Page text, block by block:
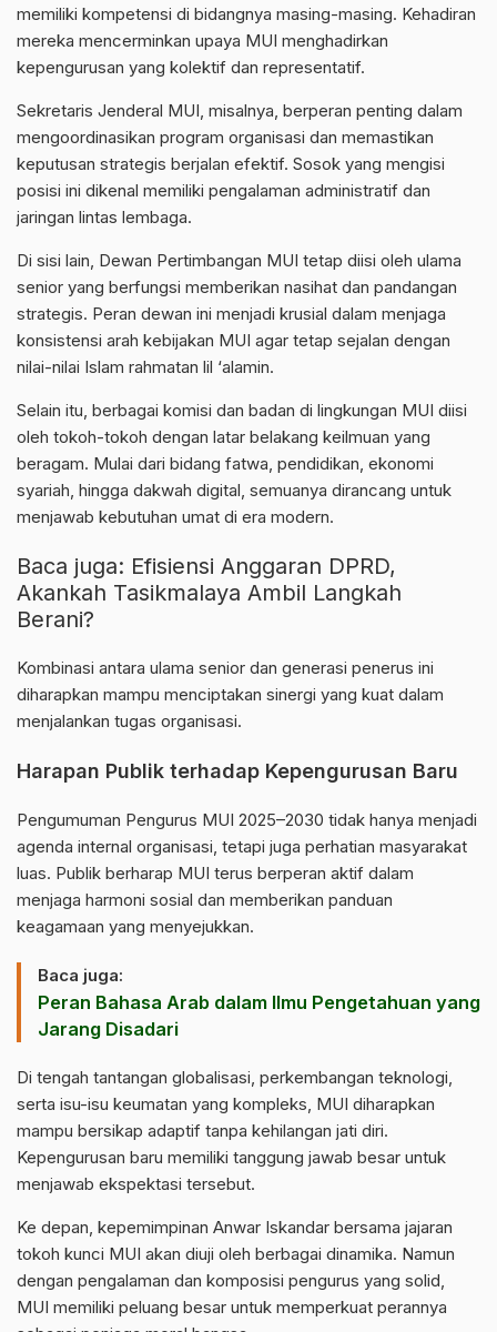
memiliki kompetensi di bidangnya masing-masing. Kehadiran
mereka mencerminkan upaya MUI menghadirkan
kepengurusan yang kolektif dan representatif.
Sekretaris Jenderal MUI, misalnya, berperan penting dalam
mengoordinasikan program organisasi dan memastikan
keputusan strategis berjalan efektif. Sosok yang mengisi
posisi ini dikenal memiliki pengalaman administratif dan
jaringan lintas lembaga.
Di sisi lain, Dewan Pertimbangan MUI tetap diisi oleh ulama
senior yang berfungsi memberikan nasihat dan pandangan
strategis. Peran dewan ini menjadi krusial dalam menjaga
konsistensi arah kebijakan MUI agar tetap sejalan dengan
nilai-nilai Islam rahmatan lil ‘alamin.
Selain itu, berbagai komisi dan badan di lingkungan MUI diisi
oleh tokoh-tokoh dengan latar belakang keilmuan yang
beragam. Mulai dari bidang fatwa, pendidikan, ekonomi
syariah, hingga dakwah digital, semuanya dirancang untuk
menjawab kebutuhan umat di era modern.
Baca juga: Efisiensi Anggaran DPRD,
Akankah Tasikmalaya Ambil Langkah
Berani?
Kombinasi antara ulama senior dan generasi penerus ini
diharapkan mampu menciptakan sinergi yang kuat dalam
menjalankan tugas organisasi.
Harapan Publik terhadap Kepengurusan Baru
Pengumuman Pengurus MUI 2025–2030 tidak hanya menjadi
agenda internal organisasi, tetapi juga perhatian masyarakat
luas. Publik berharap MUI terus berperan aktif dalam
menjaga harmoni sosial dan memberikan panduan
keagamaan yang menyejukkan.
Baca juga:
Peran Bahasa Arab dalam Ilmu Pengetahuan yang
Jarang Disadari
Di tengah tantangan globalisasi, perkembangan teknologi,
serta isu-isu keumatan yang kompleks, MUI diharapkan
mampu bersikap adaptif tanpa kehilangan jati diri.
Kepengurusan baru memiliki tanggung jawab besar untuk
menjawab ekspektasi tersebut.
Ke depan, kepemimpinan Anwar Iskandar bersama jajaran
tokoh kunci MUI akan diuji oleh berbagai dinamika. Namun
dengan pengalaman dan komposisi pengurus yang solid,
MUI memiliki peluang besar untuk memperkuat perannya